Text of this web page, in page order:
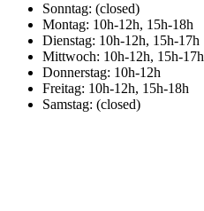
Sonntag: (closed)
Montag: 10h-12h, 15h-18h
Dienstag: 10h-12h, 15h-17h
Mittwoch: 10h-12h, 15h-17h
Donnerstag: 10h-12h
Freitag: 10h-12h, 15h-18h
Samstag: (closed)